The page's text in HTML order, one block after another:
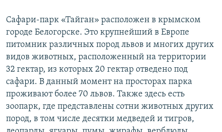
Сафари-парк «Тайган» расположен в крымском
городе Белогорске. Это крупнейший в Европе
питомник различных пород львов и многих других
видов животных, расположенный на территории
32 гектар, из которых 20 гектар отведено под
сафари. В данный момент на просторах парка
проживают более 70 львов. Также здесь есть
зоопарк, где представлены сотни животных других
пород, в том числе десятки медведей и тигров,